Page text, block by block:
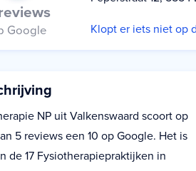
Google Klopt er iets niet op
NP uit Valkenswaard scoort op
5 reviews een 10 op Google. Het is
de 17 Fysiotherapiepraktijken in